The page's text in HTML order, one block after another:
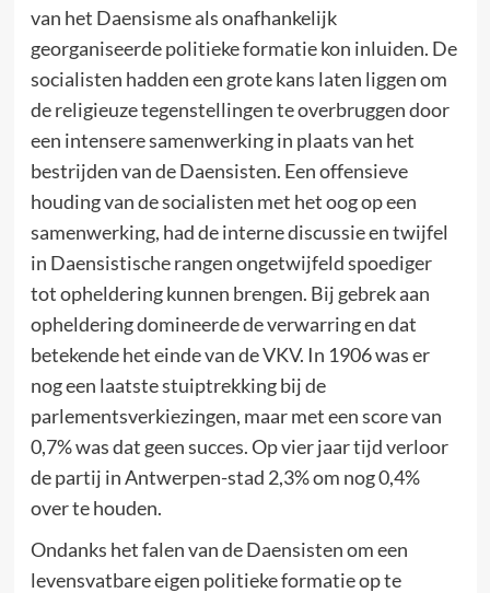
van het Daensisme als onafhankelijk
georganiseerde politieke formatie kon inluiden. De
socialisten hadden een grote kans laten liggen om
de religieuze tegenstellingen te overbruggen door
een intensere samenwerking in plaats van het
bestrijden van de Daensisten. Een offensieve
houding van de socialisten met het oog op een
samenwerking, had de interne discussie en twijfel
in Daensistische rangen ongetwijfeld spoediger
tot opheldering kunnen brengen. Bij gebrek aan
opheldering domineerde de verwarring en dat
betekende het einde van de VKV. In 1906 was er
nog een laatste stuiptrekking bij de
parlementsverkiezingen, maar met een score van
0,7% was dat geen succes. Op vier jaar tijd verloor
de partij in Antwerpen-stad 2,3% om nog 0,4%
over te houden.
Ondanks het falen van de Daensisten om een
levensvatbare eigen politieke formatie op te